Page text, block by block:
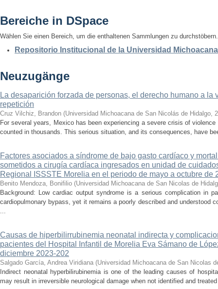
Bereiche in DSpace
Wählen Sie einen Bereich, um die enthaltenen Sammlungen zu durchstöbern.
Repositorio Institucional de la Universidad
Neuzugänge
La desaparición forzada de personas, el derecho humano a la
repetición
Cruz Vilchiz, Brandon (Universidad Michoacana de San Nicolás de Hidalgo,
For several years, Mexico has been experiencing a severe crisis of
counted in thousands. This serious situation, and its consequences, have
Factores asociados a síndrome de bajo gasto cardíaco y
sometidos a cirugía cardíaca ingresados en unidad de
Regional ISSSTE Morelia en el periodo de mayo a octubre de
Benito Mendoza, Bonifilio (Universidad Michoacana de San Nicolas de
Background: Low cardiac output syndrome is a serious complication in
cardiopulmonary bypass, yet it remains a poorly described and understood
...
Causas de hiperbilirrubinemia neonatal indirecta y
pacientes del Hospital Infantil de Morelia Eva Sámano de
diciembre 2023-202
Salgado García, Andrea Viridiana (Universidad Michoacana de San Nicolas
Indirect neonatal hyperbilirubinemia is one of the leading causes of
may result in irreversible neurological damage when not identified and